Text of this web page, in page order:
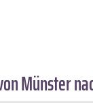
Münster